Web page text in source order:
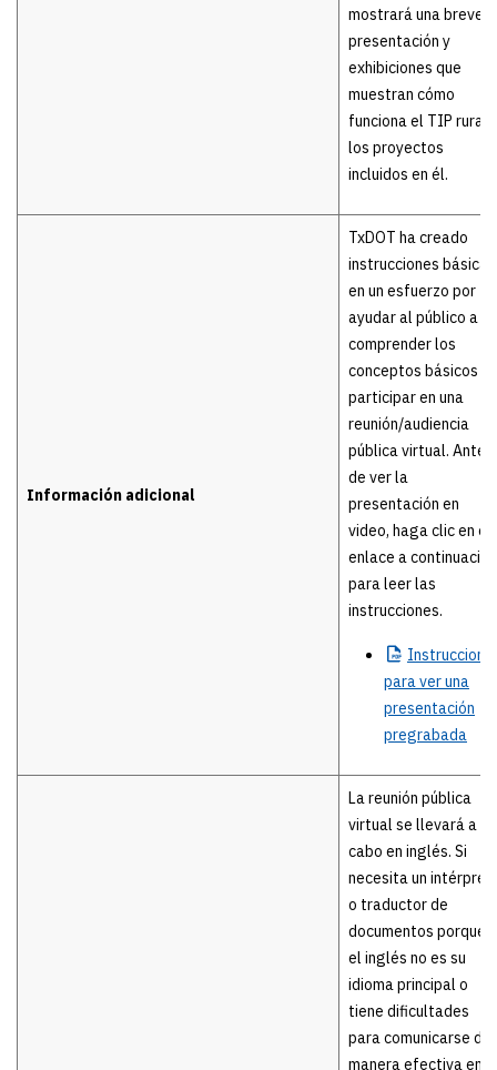
mostrará una breve
presentación y
exhibiciones que
muestran cómo
funciona el TIP rural
los proyectos
incluidos en él.
Información adicional
TxDOT ha creado
instrucciones básicas
en un esfuerzo por
ayudar al público a
comprender los
conceptos básicos
participar en una
reunión/audiencia
pública virtual. Antes
de ver la
presentación en
video, haga clic en el
enlace a continuación
para leer las
instrucciones.
para ver una
presentación
pregrabada
La reunión pública
virtual se llevará a
cabo en inglés. Si
necesita un
o traductor de
documentos porque
el inglés no es su
idioma principal o
tiene dificultades
para comunicarse de
manera efectiva en